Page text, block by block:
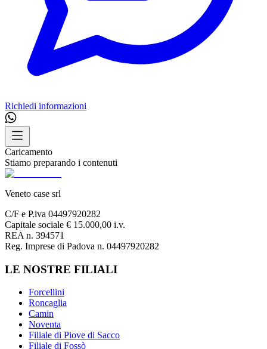
Richiedi informazioni
Caricamento
Stiamo preparando i contenuti
Veneto case srl
C/F e P.iva 04497920282
Capitale sociale € 15.000,00 i.v.
REA n. 394571
Reg. Imprese di Padova n. 04497920282
LE NOSTRE FILIALI
Forcellini
Roncaglia
Camin
Noventa
Filiale di Piove di Sacco
Filiale di Fossò